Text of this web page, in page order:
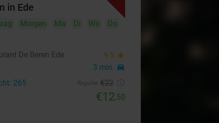
in Ede
Morgen Ma Di Wo
Do
De Beren Ede
9.5 star
3 min. directions_car
265 €22
€12,50